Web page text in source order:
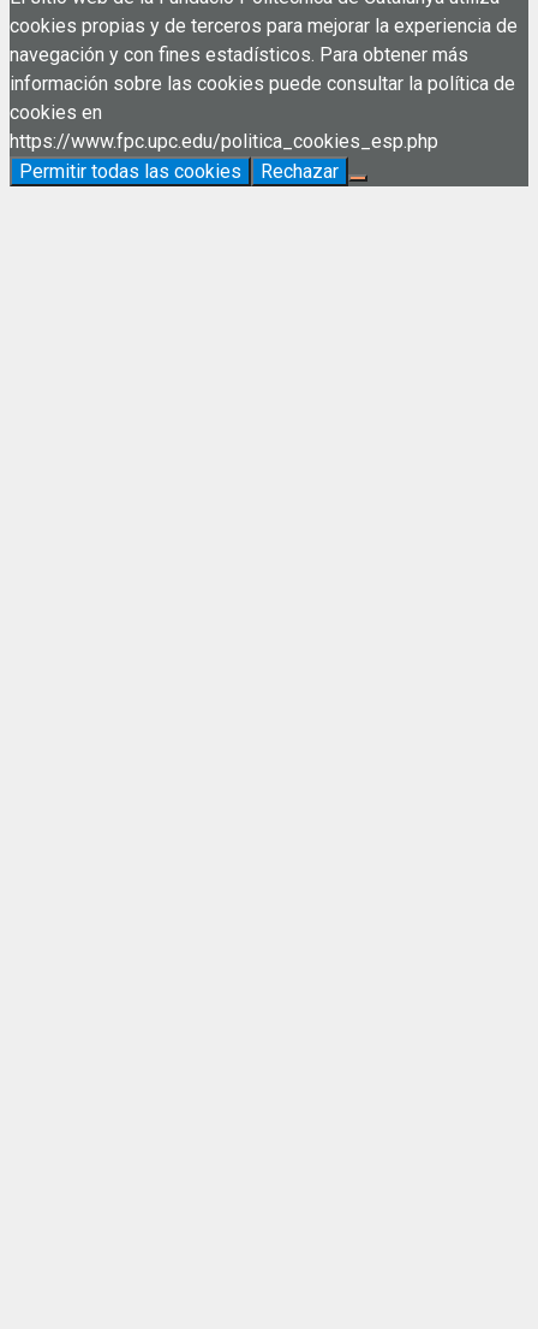
cookies propias y de terceros para mejorar la experiencia de
navegación y con fines estadísticos. Para obtener más
información sobre las cookies puede consultar la política de
cookies en
https://www.fpc.upc.edu/politica_cookies_esp.php
Permitir todas las cookies
Rechazar